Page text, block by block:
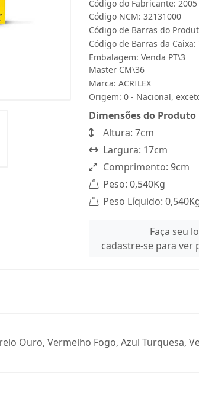
Código do Fabricante: 2005
Código NCM: 32131000
Código de Barras do
Código de Barras da Caixa:
Embalagem: Venda PT\3
Master CM\36
Marca: ACRILEX
Origem: 0 - Nacional,
Dimensões do Produto
Altura: 7cm
Largura: 17cm
Comprimento: 9cm
Peso: 0,540Kg
Peso Líquido:
Faça seu
cadastre-se para ver
Ouro, Vermelho Fogo, Azul Turquesa,